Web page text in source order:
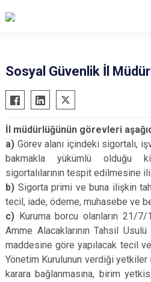
Sosyal Güvenlik İl
İl müdürlüğünün görevleri
a) Görev alanı içindeki sigortalı,
bakmakla yükümlü olduğu
sigortalılarının tespit edilmesine
b) Sigorta primi ve buna ilişkin
tecil, iade, ödeme, muhasebe ve
c) Kuruma borcu olanların 21/
Amme Alacaklarının Tahsil
maddesine göre yapılacak tecil
Yönetim Kurulunun verdiği
karara bağlanmasına, birim